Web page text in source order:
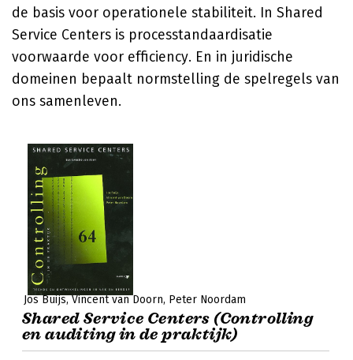
de basis voor operationele stabiliteit. In Shared
Service Centers is processtandaardisatie
voorwaarde voor efficiency. En in juridische
domeinen bepaalt normstelling de spelregels van
ons samenleven.
Jos Buijs Vincent van Doorn Peter Noordam
Shared Service Centers (Controlling
en auditing in de praktijk)